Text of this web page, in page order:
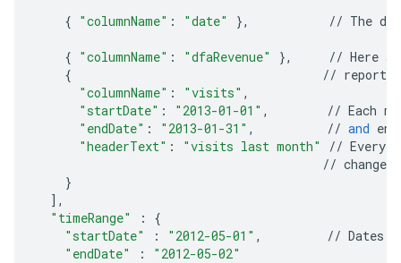
{ "columnName" : "date" }, // The
{ "columnName" : "dfaRevenue" }, // Here
{
// reports
"columnName" : "visits" ,
"startDate" : "2013-01-01" , // Each
"endDate" : "2013-01-31" , // and end
"headerText" : "visits last month" // Every
// changes
}
],
"timeRange"
:
{
"startDate"
: "2012-05-01" , // Dates
"endDate"
: "2012-05-02"